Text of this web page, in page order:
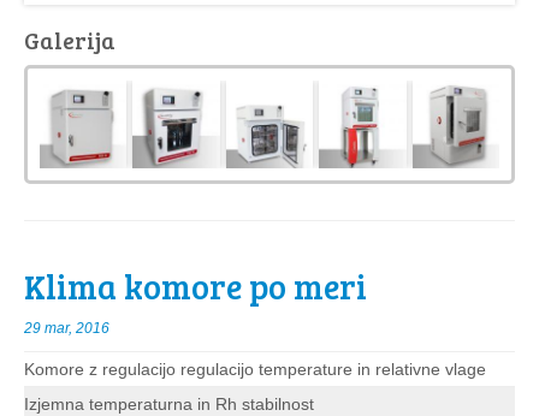
Galerija
Klima komore po meri
29 mar, 2016
Komore z regulacijo regulacijo temperature in relativne vlage
Izjemna temperaturna in Rh stabilnost